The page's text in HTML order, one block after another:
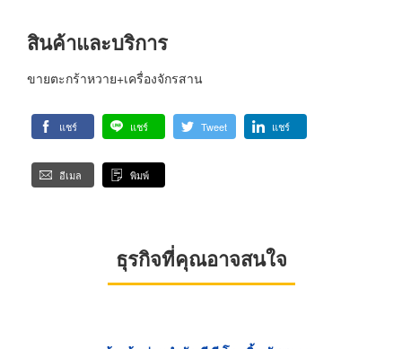
สินค้าและบริการ
ขายตะกร้าหวาย+เครื่องจักรสาน
แชร์ แชร์ Tweet แชร์
อีเมล พิมพ์
ธุรกิจที่คุณอาจสนใจ